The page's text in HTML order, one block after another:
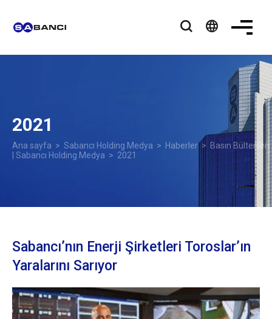
language
2021
Ana sayfa > Sabancı Holding Medya > Haberler> Basın Bültenleri
| Sabancı Holding Medya > 2021
Sabancı’nın Enerji Şirketleri Toroslar’ın
Yaralarını Sarıyor